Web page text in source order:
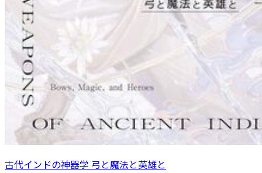
古代インドの神器学 弓と魔法と英雄と